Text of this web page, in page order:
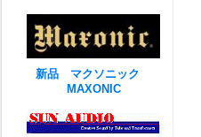
新品 マクソニック
MAXONIC